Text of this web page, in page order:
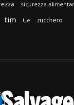
sicurezza
tim Ue zucchero